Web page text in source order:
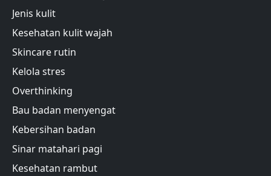
Jenis kulit
Kesehatan kulit wajah
Skincare rutin
Kelola stres
Overthinking
Bau badan menyengat
Kebersihan badan
Sinar matahari pagi
Kesehatan rambut